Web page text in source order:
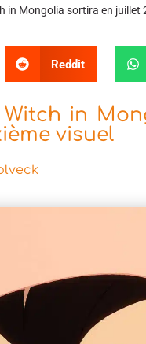
in Mongolia sortira en juillet
Reddit
Witch in
visuel